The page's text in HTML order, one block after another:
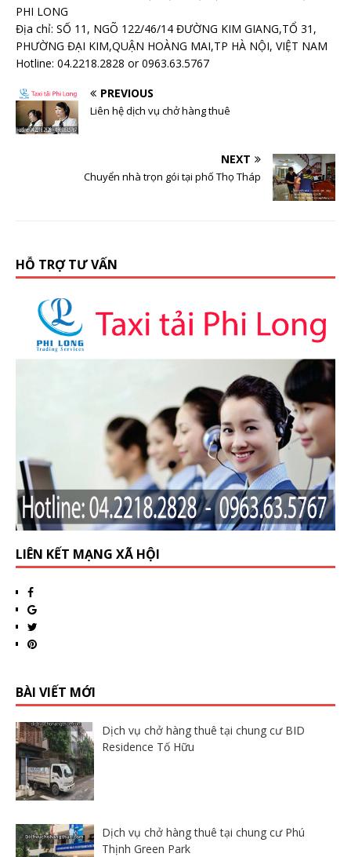
PHI LONG
Địa chỉ: SỐ 11, NGÕ 122/46/14 ĐƯỜNG KIM GIANG,TỔ 31,
PHƯỜNG ĐẠI KIM,QUẬN HOÀNG MAI,TP HÀ NỘI, VIỆT NAM
Hotline: 04.2218.2828 or 0963.63.5767
PREVIOUS
Liên hệ dịch vụ chở hàng thuê
NEXT
Chuyển nhà trọn gói tại phố Thọ Tháp
HỖ TRỢ TƯ VẤN
LIÊN KẾT MẠNG XÃ HỘI
BÀI VIẾT MỚI
Dịch vụ chở hàng thuê tại chung cư BID
Residence Tố Hữu
Dịch vụ chở hàng thuê tại chung cư Phú
Thịnh Green Park